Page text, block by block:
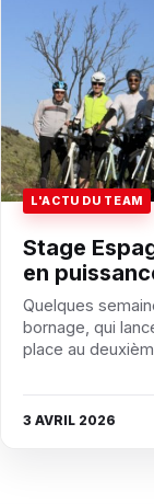
L'ACTU DU TEAM
Stage
en
Quelques
bornage, qui
place au
3 AVRIL 2026